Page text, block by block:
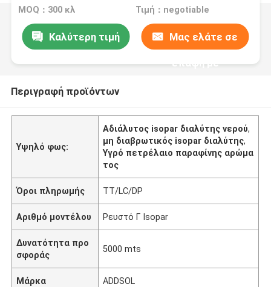
διαλυτική υγρή
MOQ：300 κλ Τιμή：negotiable
Καλύτερη τιμή Μας ελάτε σε
επαφή με
Περιγραφή προϊόντων
Υψηλό φως:
Αδιάλυτος isopar διαλύτης νερού,
μη διαβρωτικός isopar διαλύτης,
Υγρό πετρέλαιο παραφίνης αρώμα
τος
Όροι πληρωμής TT/LC/DP
Αριθμό μοντέλου Ρευστό Γ Isopar
Δυνατότητα προ
σφοράς
5000 mts
Μάρκα ADDSOL